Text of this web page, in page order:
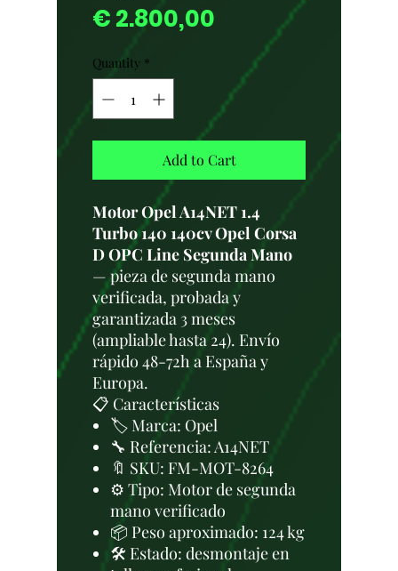
€ 2.800,00
Quantity *
Add to Cart
Motor Opel A14NET 1.4
Turbo 140 140cv Opel Corsa
D OPC Line Segunda Mano
— pieza de segunda mano
verificada, probada y
garantizada 3 meses
(ampliable hasta 24). Envío
rápido 48-72h a España y
Europa.
📋 Características
🏷️ Marca: Opel
🔧 Referencia: A14NET
🔖 SKU: FM-MOT-8264
⚙️ Tipo: Motor de segunda
mano verificado
📦 Peso aproximado: 124 kg
🛠 Estado: desmontaje en